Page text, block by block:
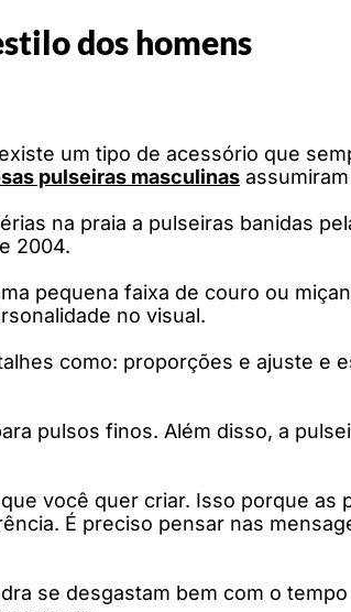
dos homens
um tipo de acessório que
pulseiras masculinas
na praia a pulseiras banidas
2004.
pequena faixa de couro ou
no visual.
como: proporções e ajuste e
pulsos finos. Além disso, a
você quer criar. Isso porque as
É preciso pensar nas
se desgastam bem com o